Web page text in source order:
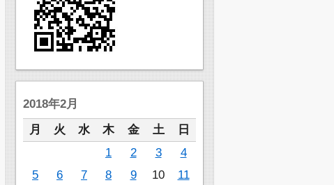
2018年2月
月
火 水 木 金 土
日
1
2 3
4
5
6 7 8 9 10
11